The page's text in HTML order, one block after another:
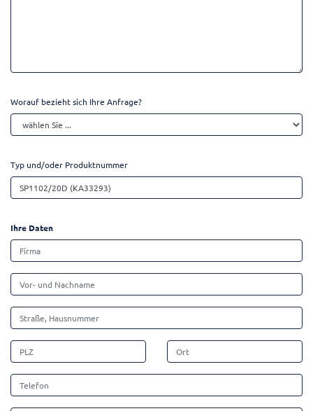
Worauf bezieht sich Ihre Anfrage?
Typ und/oder Produktnummer
Ihre Daten